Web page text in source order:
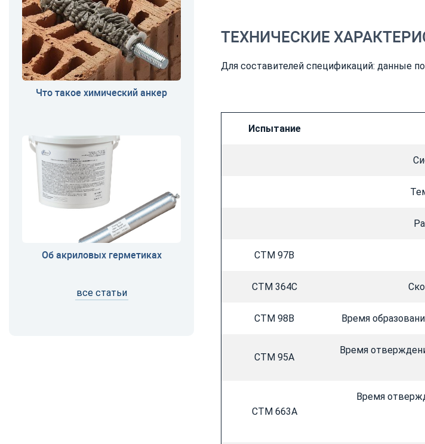
Что такое химический анкер
Об акриловых герметиках
все статьи
ТЕХНИЧЕСКИЕ
Для составителей спецификаций: данные
Испытание
CTM 97B
CTM 364C
CTM 98B Время
CTM 95A
Время
CTM 663A
Время